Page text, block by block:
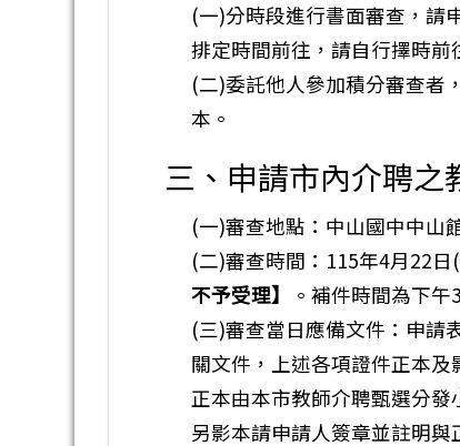
(一)分時段進行書面審查，請
排定時間前往，請自行擇時前
(二)委託他人參加積分審查者
本。
三、申請市內介聘之
(一)審查地點：中山國中中山
(二)審查時間：115年4月22
不予受理】
。補件時間為下午
(三)審查當日應備文件：申請
關文件，上述各項證件正本
正本由本市教師介聘甄選分發
另影本請申請人簽章並註明與